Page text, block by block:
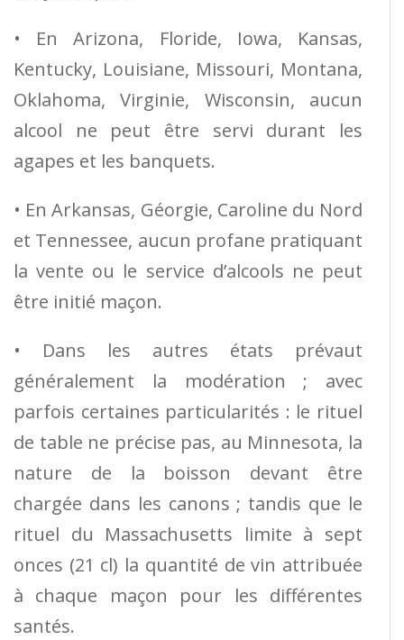
• En Arizona, Floride, Iowa, Kansas,
Kentucky, Louisiane, Missouri, Montana,
Oklahoma, Virginie, Wisconsin, aucun
alcool ne peut être servi durant les
agapes et les banquets.
• En Arkansas, Géorgie, Caroline du Nord
et Tennessee, aucun profane pratiquant
la vente ou le service d’alcools ne peut
être initié maçon.
• Dans les autres états prévaut
généralement la modération ; avec
parfois certaines particularités : le rituel
de table ne précise pas, au Minnesota, la
nature de la boisson devant être
chargée dans les canons ; tandis que le
rituel du Massachusetts limite à sept
onces (21 cl) la quantité de vin attribuée
à chaque maçon pour les différentes
santés.